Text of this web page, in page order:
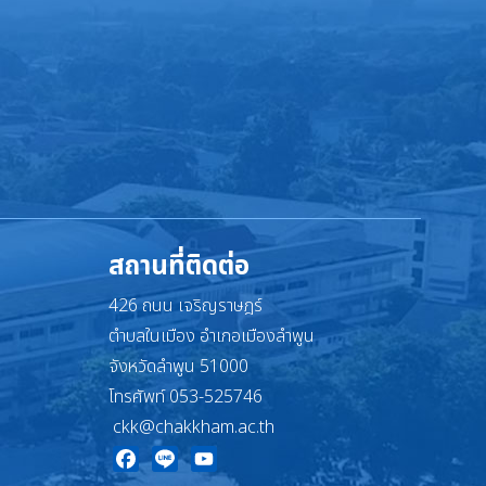
สถานที่ติดต่อ
426 ถนน เจริญราษฎร์
ตำบลในเมือง อำเภอเมืองลำพูน
จังหวัดลำพูน 51000
โทรศัพท์ 053-525746
ckk@chakkham.ac.th